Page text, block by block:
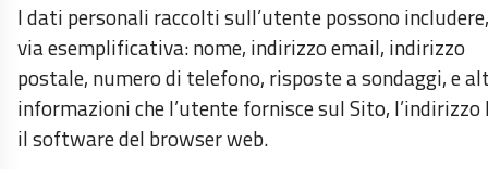
I dati personali raccolti sull’utente possono
via esemplificativa: nome, indirizzo email, indirizzo
postale, numero di telefono, risposte a sondaggi, e
informazioni che l’utente fornisce sul Sito, l’indirizzo
il software del browser web.